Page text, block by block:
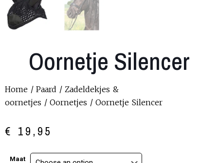
Oornetje Silencer
Home /Paard /Zadeldekjes &
oornetjes /Oornetjes / Oornetje Silencer
€ 19,95
Maat